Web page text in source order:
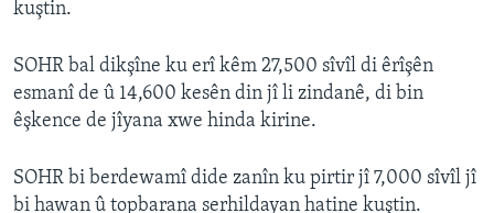
kuştin.
SOHR bal dikşîne ku erî kêm 27,500 sîvîl di êrîşên
esmanî de û 14,600 kesên din jî li zindanê, di bin
êşkence de jîyana xwe hinda kirine.
SOHR bi berdewamî dide zanîn ku pirtir jî 7,000 sîvîl jî
bi hawan û topbarana serhildayan hatine kuştin.